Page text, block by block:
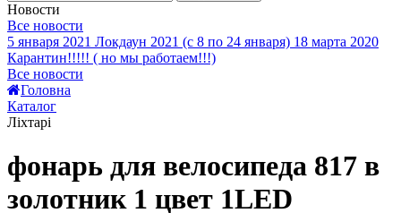
Новости
Все новости
5 января 2021 Локдаун 2021 (с 8 по 24 января) 18 марта 2020
Карантин!!!!! ( но мы работаем!!!)
Все новости
Головна
Каталог
Ліхтарі
фонарь для велосипеда 817 в
золотник 1 цвет 1LED